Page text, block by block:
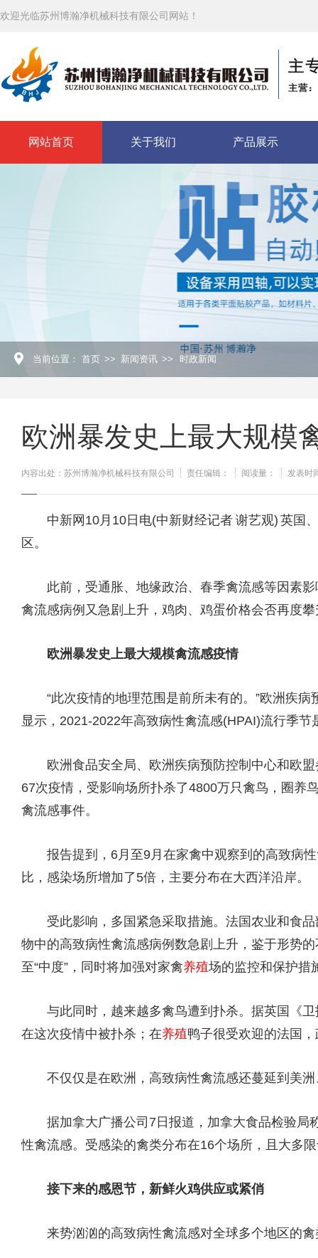
欢迎光临苏州博瀚净机械科技有限公司网站！
网站首页 关于我们 产品展示
当前位置： 首页 >> 新闻资讯 >> 时政新闻
欧洲暴发史上最大规模
内容出处：苏州博瀚净机械科技有限公司 责任编辑： 阅读量： 发表时
中新网10月10日电(中新财经记者 谢艺观) 英国
区。
此前，受通胀、地缘政治、春季禽流感等因素影
禽流感病例又急剧上升，鸡肉、鸡蛋价格会否再度
欧洲暴发史上最大规模禽流感疫情
“此次疫情的地理范围是前所未有的。”欧洲疾病
显示，2021-2022年高致病性禽流感(HPAI)流行季
欧洲食品安全局、欧洲疾病预防控制中心和欧盟
67次疫情，受影响场所扑杀了4800万只禽鸟，圈养
禽流感事件。
报告提到，6月至9月在家禽中观察到的高致病性
比，感染场所增加了5倍，主要分布在大西洋沿岸。
受此影响，多国紧急采取措施。法国农业和食品
物中的高致病性禽流感病例数急剧上升，鉴于形势
至“中度”，同时将加强对家禽养殖场的监控和保护措
与此同时，越来越多禽鸟遭到扑杀。据英国《卫
在这次疫情中被扑杀；在养殖鸭子很受欢迎的法国
不仅仅是在欧洲，高致病性禽流感还蔓延到美洲
据加拿大广播公司7日报道，加拿大食品检验局
性禽流感。受感染的禽类分布在16个场所，且大多
接下来的感恩节，新鲜火鸡供应或紧俏
来势汹汹的高致病性禽流感对全球多个地区的禽